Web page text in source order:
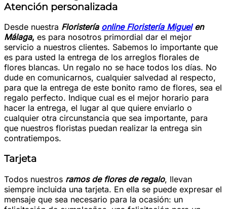
Atención personalizada
Desde nuestra Floristería online Floristería Miguelen
Málaga, es para nosotros primordial dar el mejor
servicio a nuestros clientes. Sabemos lo importante que
es para usted la entrega de los arreglos florales de
flores blancas. Un regalo no se hace todos los días. No
dude en comunicarnos, cualquier salvedad al respecto,
para que la entrega de este bonito ramo de flores, sea el
regalo perfecto. Indique cual es el mejor horario para
hacer la entrega, el lugar al que quiere enviarlo o
cualquier otra circunstancia que sea importante, para
que nuestros floristas puedan realizar la entrega sin
contratiempos.
Tarjeta
Todos nuestros ramos de flores de regalo, llevan
siempre incluida una tarjeta. En ella se puede expresar el
mensaje que sea necesario para la ocasión: un